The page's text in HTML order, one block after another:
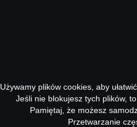
Używamy plików cookies, aby
Jeśli nie blokujesz tych plików,
Pamiętaj, że możesz
Przetwarzanie